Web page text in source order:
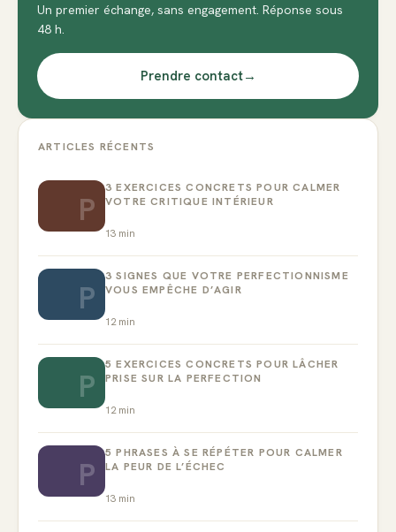
Un premier échange, sans engagement. Réponse sous
48 h.
Prendre contact→
ARTICLES RÉCENTS
P
3 EXERCICES CONCRETS POUR CALMER
VOTRE CRITIQUE INTÉRIEUR
13 min
P
3 SIGNES QUE VOTRE PERFECTIONNISME
VOUS EMPÊCHE D’AGIR
12 min
P
5 EXERCICES CONCRETS POUR LÂCHER
PRISE SUR LA PERFECTION
12 min
P
5 PHRASES À SE RÉPÉTER POUR CALMER
LA PEUR DE L’ÉCHEC
13 min